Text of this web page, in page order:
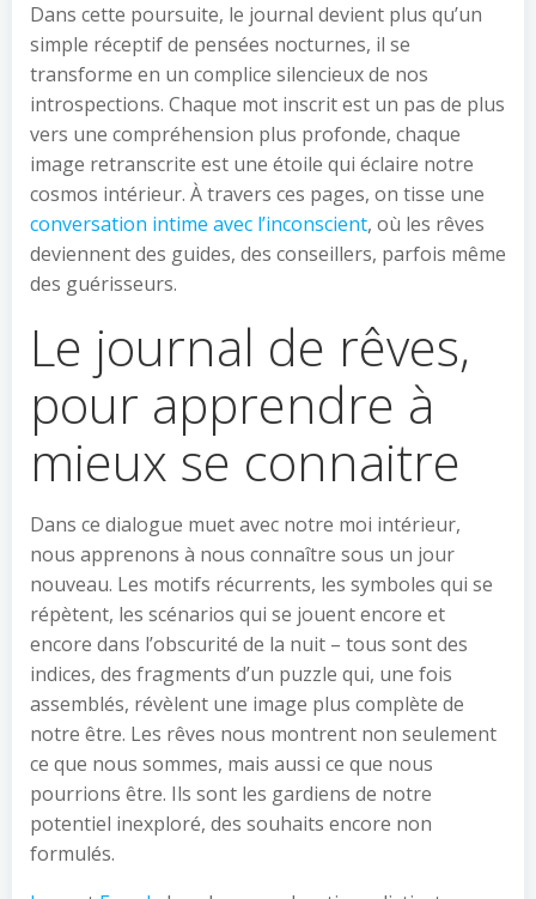
Dans cette poursuite, le journal devient plus qu’un
simple réceptif de pensées nocturnes, il se
transforme en un complice silencieux de nos
introspections. Chaque mot inscrit est un pas de plus
vers une compréhension plus profonde, chaque
image retranscrite est une étoile qui éclaire notre
cosmos intérieur. À travers ces pages, on tisse une
conversation intime avec l’inconscient, où les rêves
deviennent des guides, des conseillers, parfois même
des guérisseurs.
Le journal de rêves,
pour apprendre à
mieux se connaitre
Dans ce dialogue muet avec notre moi intérieur,
nous apprenons à nous connaître sous un jour
nouveau. Les motifs récurrents, les symboles qui se
répètent, les scénarios qui se jouent encore et
encore dans l’obscurité de la nuit – tous sont des
indices, des fragments d’un puzzle qui, une fois
assemblés, révèlent une image plus complète de
notre être. Les rêves nous montrent non seulement
ce que nous sommes, mais aussi ce que nous
pourrions être. Ils sont les gardiens de notre
potentiel inexploré, des souhaits encore non
formulés.